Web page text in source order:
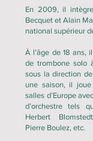
En 2009, il
Becquet et Alain
national supérieur
À l’âge de 18 ans,
de trombone solo
sous la direction
une saison, il
salles d’Europe
d’orchestre tels
Herbert
Pierre Boulez, etc.